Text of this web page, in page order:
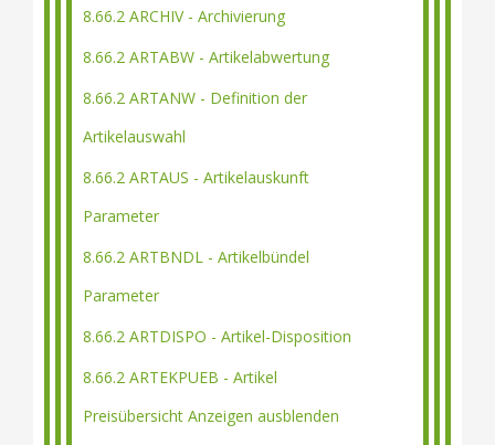
8.66.2 ARCHIV - Archivierung
8.66.2 ARTABW - Artikelabwertung
8.66.2 ARTANW - Definition der
Artikelauswahl
8.66.2 ARTAUS - Artikelauskunft
Parameter
8.66.2 ARTBNDL - Artikelbündel
Parameter
8.66.2 ARTDISPO - Artikel-Disposition
8.66.2 ARTEKPUEB - Artikel
Preisübersicht Anzeigen ausblenden